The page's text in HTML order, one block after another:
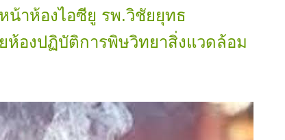
น้าห้องไอซียู รพ.วิชัยยุทธ
องปฏิบัติการพิษวิทยาสิ่งแวดล้อม